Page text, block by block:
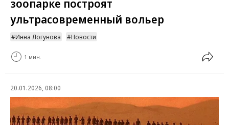
зоопарке построят
ультрасовременный вольер
Инна Логунова Новости
1 мин.
20.01.2026, 08:00